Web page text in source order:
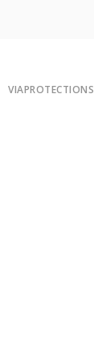
VIAPROTECTIONS